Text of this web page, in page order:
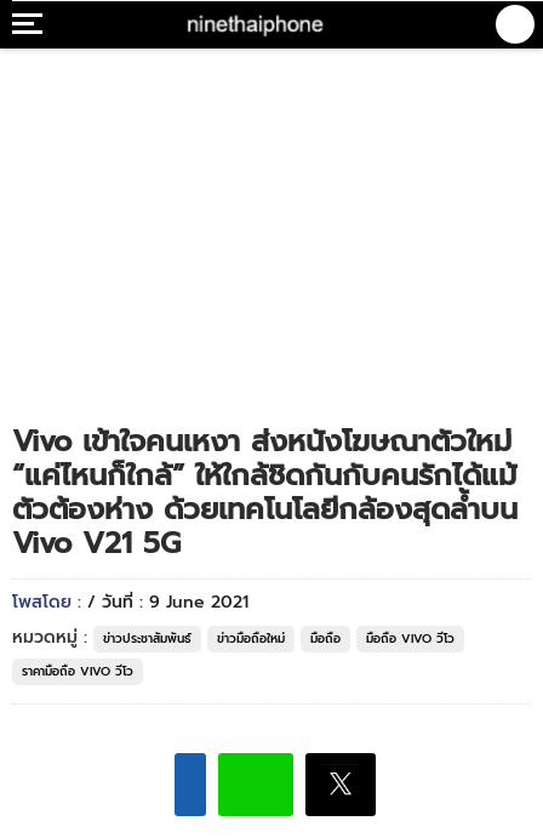
Vivo เข้าใจคนเหงา ส่งหนังโฆษณาตัวใหม่
“แค่ไหนก็ใกล้” ให้ใกล้ชิดกันกับคนรักได้แม้
ตัวต้องห่าง ด้วยเทคโนโลยีกล้องสุดล้ำบน
Vivo V21 5G
โพสโดย : / วันที่ : 9 June 2021
หมวดหมู่ :
ข่าวประชาสัมพันธ์ ข่าวมือถือใหม่ มือถือ
มือถือ VIVO วีโว
ราคามือถือ VIVO วีโว